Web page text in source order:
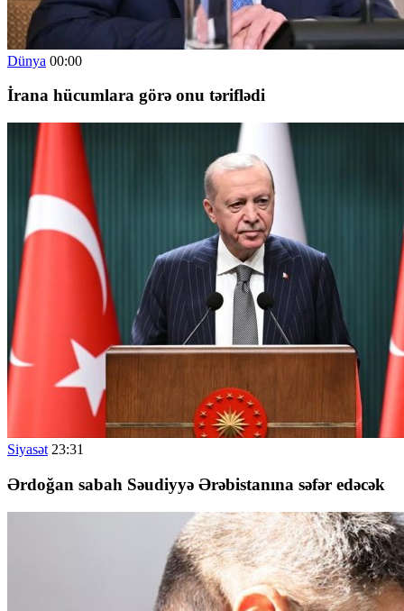
Dünya 00:00
İrana hücumlara görə onu təriflədi
Siyasət 23:31
Ərdoğan sabah Səudiyyə Ərəbistanına səfər edəcək